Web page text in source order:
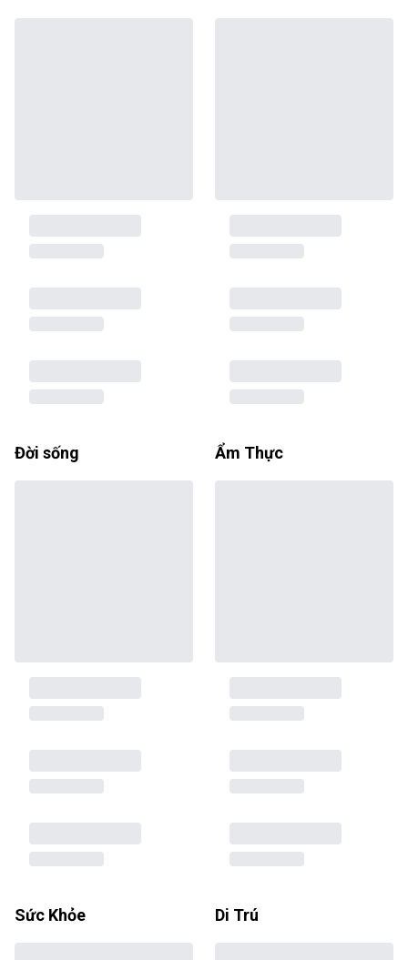
Đời sống Ẩm Thực
Sức Khỏe Di Trú